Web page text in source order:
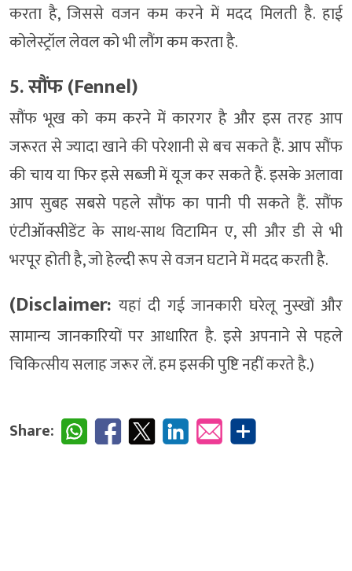
करता है, जिससे वजन कम करने में मदद मिलती है. हाई
कोलेस्ट्रॉल लेवल को भी लौंग कम करता है.
5. सौंफ (Fennel)
सौंफ भूख को कम करने में कारगर है और इस तरह आप
जरूरत से ज्यादा खाने की परेशानी से बच सकते हैं. आप सौंफ
की चाय या फिर इसे सब्जी में यूज कर सकते हैं. इसके अलावा
आप सुबह सबसे पहले सौंफ का पानी पी सकते हैं. सौंफ
एंटीऑक्सीडेंट के साथ-साथ विटामिन ए, सी और डी से भी
भरपूर होती है, जो हेल्दी रूप से वजन घटाने में मदद करती है.
(Disclaimer: यहां दी गई जानकारी घरेलू नुस्खों और
सामान्य जानकारियों पर आधारित है. इसे अपनाने से पहले
चिकित्सीय सलाह जरूर लें. हम इसकी पुष्टि नहीं करते है.)
Share: